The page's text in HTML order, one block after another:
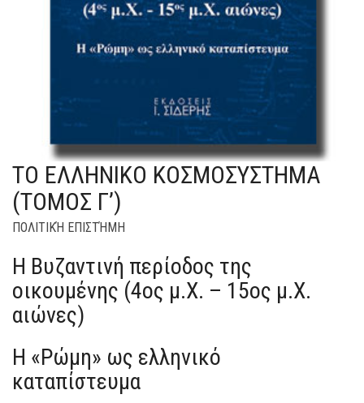
ΤΟ ΕΛΛΗΝΙΚΟ ΚΟΣΜΟΣΥΣΤΗΜΑ
(ΤΟΜΟΣ Γ’)
ΠΟΛΙΤΙΚΉ ΕΠΙΣΤΉΜΗ
Η Βυζαντινή περίοδος της
οικουμένης (4ος μ.Χ. – 15ος μ.Χ.
αιώνες)
Η «Ρώμη» ως ελληνικό
καταπίστευμα